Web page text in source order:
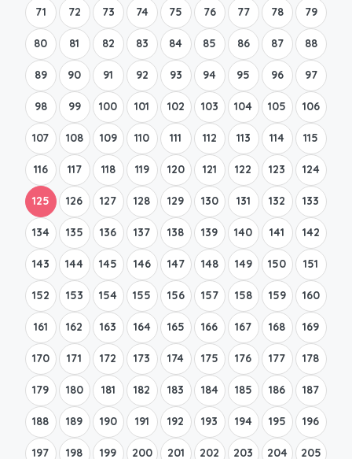
71 72 73 74 75 76 77 78 79
80 81 82 83 84 85 86 87 88
89 90 91 92 93 94 95 96 97
98 99 100 101 102 103 104 105 106
107 108 109 110 111 112 113 114 115
116 117 118 119 120 121 122 123 124
125 126 127 128 129 130 131 132 133
134 135 136 137 138 139 140 141 142
143 144 145 146 147 148 149 150 151
152 153 154 155 156 157 158 159 160
161 162 163 164 165 166 167 168 169
170 171 172 173 174 175 176 177 178
179 180 181 182 183 184 185 186 187
188 189 190 191 192 193 194 195 196
197 198 199 200 201 202 203 204 205